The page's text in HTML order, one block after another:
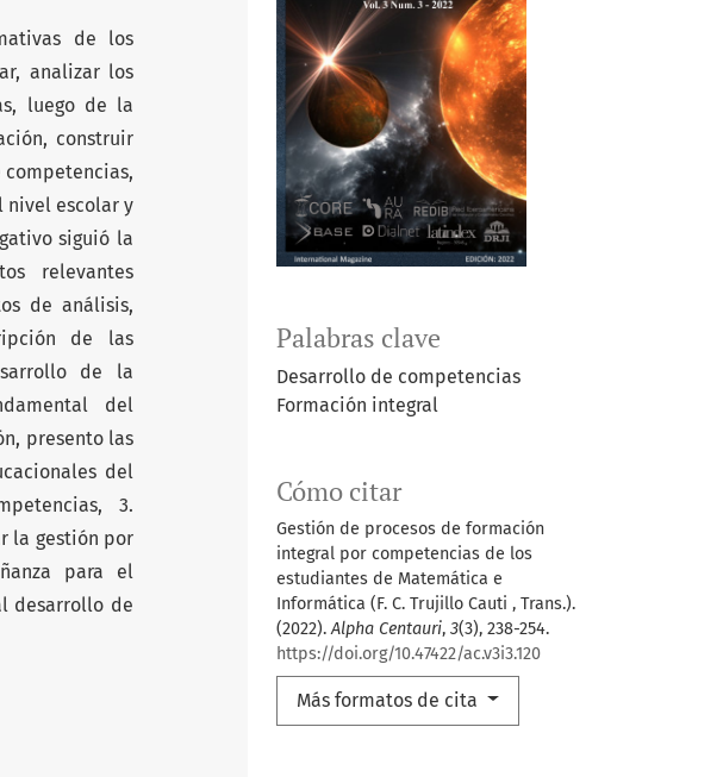
Palabras clave
Desarrollo de competencias
Formación integral
Cómo citar
Gestión de procesos de formación
integral por competencias de los
estudiantes de Matemática e
Informática (F. C. Trujillo Cauti , Trans.).
(2022).Alpha Centauri, 3(3), 238-254.
https://doi.org/10.47422/ac.v3i3.120
Más formatos de cita
de los
analizar los
luego de la
construir
nivel escolar y
siguió la
relevantes
de análisis,
de las
de la
del
presento las
del
3.
la gestión por
para el
desarrollo de